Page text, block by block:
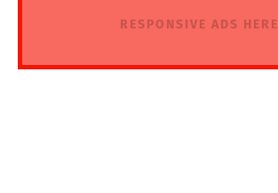
RESPONSIVE ADS HERE